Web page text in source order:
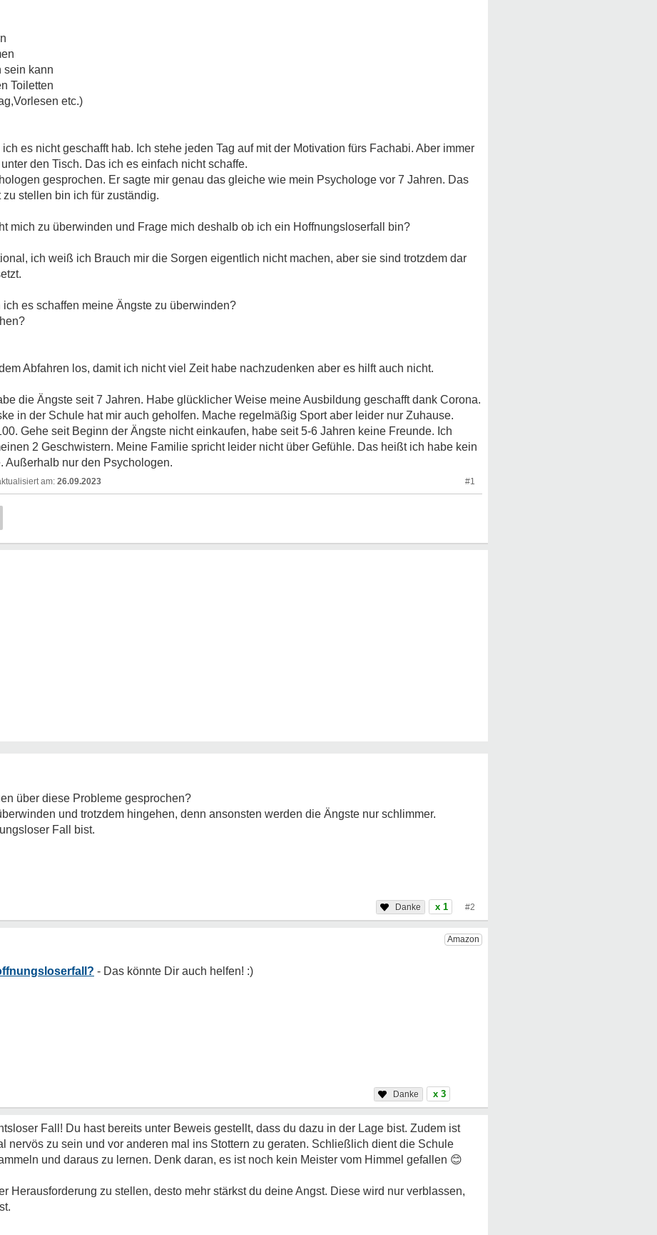
sein kann
Toiletten
etc.)
es nicht geschafft hab. Ich stehe jeden Tag auf mit der Motivation fürs Fachabi. Aber immer
den Tisch. Das ich es einfach nicht schaffe.
gesprochen. Er sagte mir genau das gleiche wie mein Psychologe vor 7 Jahren. Das
stellen bin ich für zuständig.
mich zu überwinden und Frage mich deshalb ob ich ein Hoffnungsloserfall bin?
ich weiß ich Brauch mir die Sorgen eigentlich nicht machen, aber sie sind trotzdem dar
es schaffen meine Ängste zu überwinden?
Abfahren los, damit ich nicht viel Zeit habe nachzudenken aber es hilft auch nicht.
die Ängste seit 7 Jahren. Habe glücklicher Weise meine Ausbildung geschafft dank Corona.
in der Schule hat mir auch geholfen. Mache regelmäßig Sport aber leider nur Zuhause.
Gehe seit Beginn der Ängste nicht einkaufen, habe seit 5-6 Jahren keine Freunde. Ich
2 Geschwistern. Meine Familie spricht leider nicht über Gefühle. Das heißt ich habe kein
Außerhalb nur den Psychologen.
26.09.2023 #1
über diese Probleme gesprochen?
und trotzdem hingehen, denn ansonsten werden die Ängste nur schlimmer.
Fall bist.
x 1 #2
x 3
Fall! Du hast bereits unter Beweis gestellt, dass du dazu in der Lage bist. Zudem ist
nervös zu sein und vor anderen mal ins Stottern zu geraten. Schließlich dient die Schule
und daraus zu lernen. Denk daran, es ist noch kein Meister vom Himmel gefallen 😊
Herausforderung zu stellen, desto mehr stärkst du deine Angst. Diese wird nur verblassen,